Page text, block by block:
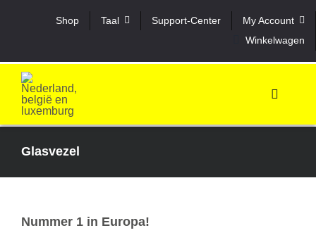
Shop Taal Support-Center
My Account
Winkelwagen
Toggle
Glasvezel
Nummer 1 in Europa!